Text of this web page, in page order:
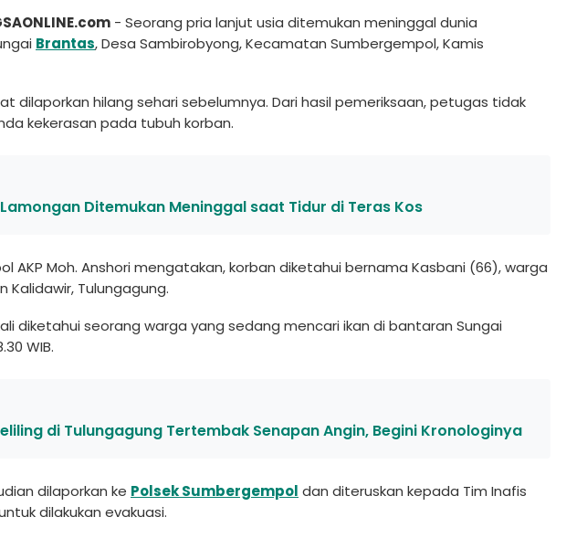
- Seorang pria lanjut usia ditemukan meninggal dunia
Brantas, Desa Sambirobyong, Kecamatan Sumbergempol, Kamis
dilaporkan hilang sehari sebelumnya. Dari hasil pemeriksaan, petugas tidak
kekerasan pada tubuh korban.
Ditemukan Meninggal saat Tidur di Teras Kos
AKP Moh. Anshori mengatakan, korban diketahui bernama Kasbani (66), warga
Kalidawir, Tulungagung.
diketahui seorang warga yang sedang mencari ikan di bantaran Sungai
WIB.
di Tulungagung Tertembak Senapan Angin, Begini Kronologinya
dilaporkan ke Polsek Sumbergempol dan diteruskan kepada Tim Inafis
dilakukan evakuasi.